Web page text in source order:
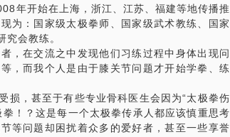
整身形，使身体逐步进入无极状态，还本
理作用，有效改善紧张、失眠等症状。
门式。由无极桩开始，无极生太极，太极
而分阴阳，再阴阳和合重回无极，双手引
年开始在上海，浙江、江苏、福建等地传播推
为：国家级太极拳师、国家级武术教练、国家
会教练。
，在交流之中发现他们习练过程中身体出现问
，而我个人是由于膝关节问题才开始学拳、练
损，甚至于有些专业骨科医生会因为“太极拳伤
！？这是每一个太极拳传承人都应该慎重思考
等问题却困扰着众多的爱好者，甚至一些享誉